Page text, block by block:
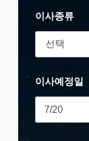
이사종류
이사예정일